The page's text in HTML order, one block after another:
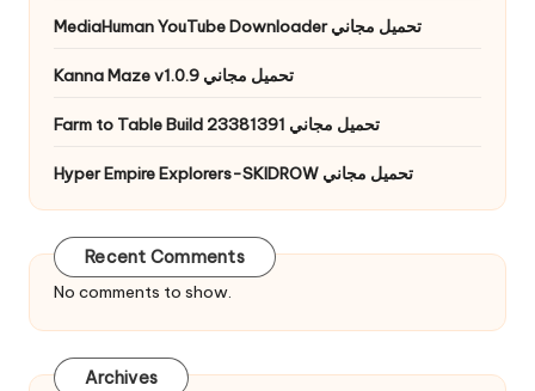
MediaHuman YouTube Downloader تحميل مجاني
Kanna Maze v1.0.9 تحميل مجاني
Farm to Table Build 23381391 تحميل مجاني
Hyper Empire Explorers-SKIDROW تحميل مجاني
Recent Comments
No comments to show.
Archives